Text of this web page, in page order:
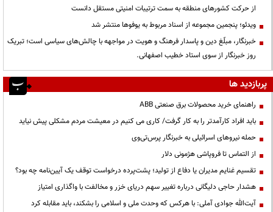
از حرکت کشورهای منطقه به سمت ترتیبات امنیتی مستقل دانست
ویدئو؛ پنجمین مجموعه از اسناد مربوط به یوفوها منتشر شد
خبرنگار، مبلّغ دین و پاسدار فرهنگ و هویت در مواجهه با چالش‌های سیاسی است؛ تبریک
روز خبرنگار از سوی استاد خطیب اصفهانی.
پربازدید ها
راهنمای خرید محصولات برق صنعتی ABB
باید افراد کارآمدتر را به کار گرفت/ کاری می کنیم در معیشت مردم مشکلی پیش نیاید
حمله نیروهای اسرائیلی به خبرنگار پرس‌تی‌وی
از التماس تا فروپاشی هژمونی دلار
تقسیم غنایم مدیران یا دفاع از تولید؛ پشت‌پرده درخواست توقف یک آیین‌نامه چه بود؟
هشدار حاجی دلیگانی درباره تغییر سهم دریای خزر و مخالفت با واگذاری امتیاز
آیت‌الله جوادی آملی: با هرکس که وحدت ملی و اسلامی را بشکند، باید مقابله کرد